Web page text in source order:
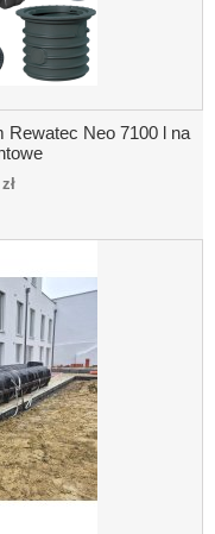
Neo 7100 l na